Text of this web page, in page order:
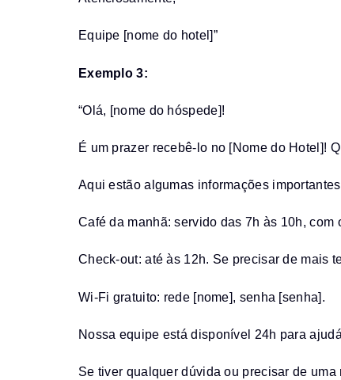
Equipe [nome do hotel]”
Exemplo 3:
“Olá, [nome do hóspede]!
É um prazer recebê-lo no [Nome do Hotel]!
Aqui estão algumas informações
Café da manhã: servido das 7h às 10h,
Check-out: até às 12h. Se precisar de mais
Wi-Fi gratuito: rede [nome], senha [senha].
Nossa equipe está disponível 24h para
Se tiver qualquer dúvida ou precisar de